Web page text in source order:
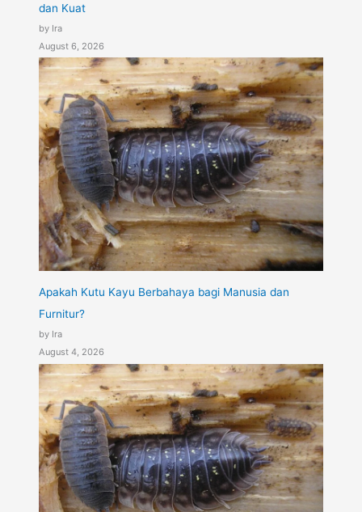
dan Kuat
by Ira
August 6, 2026
Apakah Kutu Kayu Berbahaya bagi Manusia dan
Furnitur?
by Ira
August 4, 2026